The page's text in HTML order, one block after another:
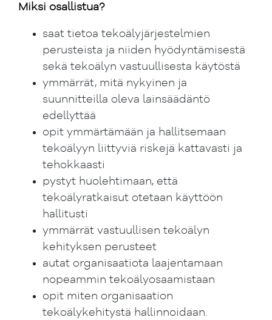
Miksi osallistua?
saat tietoa tekoälyjärjestelmien
perusteista ja niiden hyödyntämisestä
sekä tekoälyn vastuullisesta käytöstä
ymmärrät, mitä nykyinen ja
suunnitteilla oleva lainsäädäntö
edellyttää
opit ymmärtämään ja hallitsemaan
tekoälyyn liittyviä riskejä kattavasti ja
tehokkaasti
pystyt huolehtimaan, että
tekoälyratkaisut otetaan käyttöön
hallitusti
ymmärrät vastuullisen tekoälyn
kehityksen perusteet
autat organisaatiota laajentamaan
nopeammin tekoälyosaamistaan
opit miten organisaation
tekoälykehitystä hallinnoidaan.